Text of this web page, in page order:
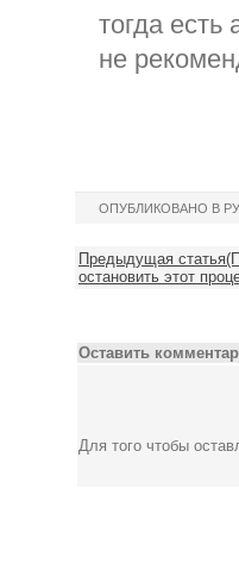
тогда
не
ОПУБЛИКОВАНО В
Предыдущая
остановить этот
Оставить
Для того чтобы